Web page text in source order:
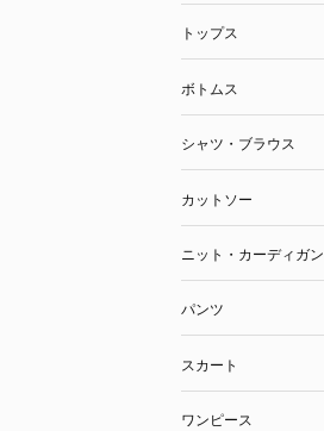
トップス
ボトムス
シャツ・ブラウス
カットソー
ニット・カーディガン
パンツ
スカート
ワンピース